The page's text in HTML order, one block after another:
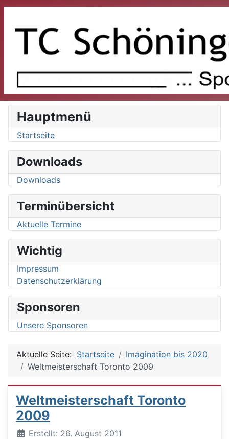
Hauptmenü
Startseite
Downloads
Downloads
Terminübersicht
Aktuelle Termine
Wichtig
Impressum
Datenschutzerklärung
Sponsoren
Unsere Sponsoren
Aktuelle Seite: Startseite
Imagination bis 2020
Weltmeisterschaft Toronto 2009
Weltmeisterschaft Toronto
2009
DetailsErstellt: 26. August 2011